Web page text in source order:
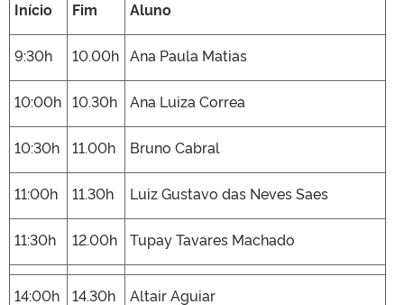
Início Fim Aluno
9:30h 10.00h Ana Paula Matias
10:00h 10.30h Ana Luiza Correa
10:30h 11.00h Bruno Cabral
11:00h 11.30h Luiz Gustavo das Neves Saes
11:30h 12.00h Tupay Tavares Machado
14:00h 14.30h Altair Aguiar